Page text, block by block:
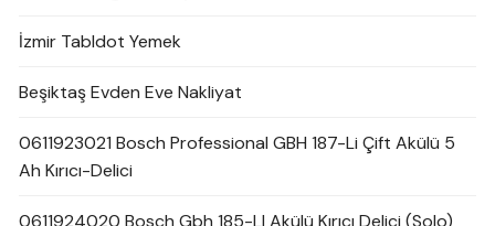
İzmir Tabldot Yemek
Beşiktaş Evden Eve Nakliyat
0611923021 Bosch Professional GBH 187-Li Çift Akülü 5
Ah Kırıcı-Delici
0611924020 Bosch Gbh 185-LI Akülü Kırıcı Delici (Solo)